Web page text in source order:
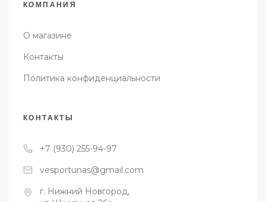
КОМПАНИЯ
О магазине
Контакты
Политика конфиденциальности
КОНТАКТЫ
+7 (930) 255-94-97
vesportunas@gmail.com
г. Нижний Новгород,